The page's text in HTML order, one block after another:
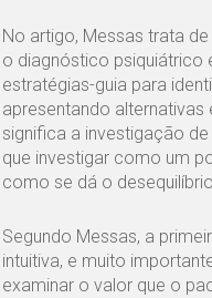
No artigo, Messas trata
o diagnóstico psiquiátrico
estratégias-guia para
apresentando alternativas
significa a investigação
que investigar como um
como se dá o
Segundo Messas, a
intuitiva, e muito
examinar o valor que o